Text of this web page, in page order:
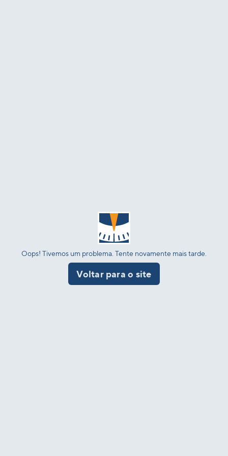
Oops! Tivemos um problema. Tente novamente mais tarde.
Voltar para o site